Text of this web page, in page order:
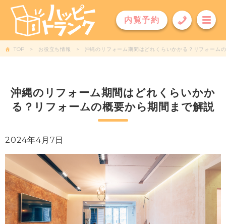
内覧予約
TOP お役立ち情報 沖縄のリフォーム期間はどれくらいかかる？リフォーム
沖縄のリフォーム期間はどれくらいかか
る？リフォームの概要から期間まで解説
2024年4月7日